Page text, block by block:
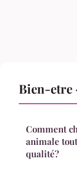
Bien-etre
Comment
animale
qualité?